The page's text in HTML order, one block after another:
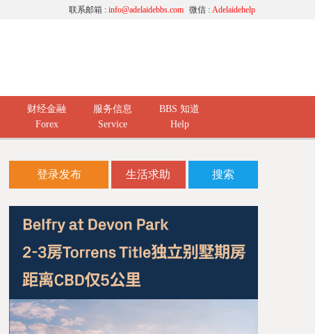
微信 : Adelaidehelp
联系邮箱 : info@adelaidebbs.com
财经金融
Forex
服务信息
Service
BBS 知道
Help
登录发布 生活求助 搜索